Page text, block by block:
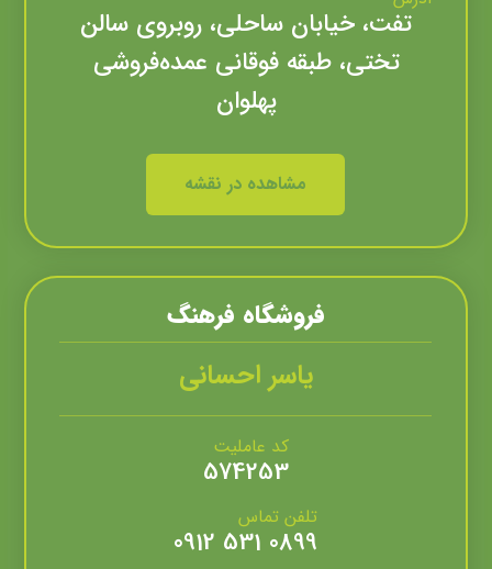
تفت، خیابان ساحلی، روبروی سالن
تختی، طبقه فوقانی عمده‌فروشی
پهلوان
مشاهده در نقشه
فروشگاه فرهنگ
یاسر احسانی
کد عاملیت
574253
تلفن تماس
0899 531 0912